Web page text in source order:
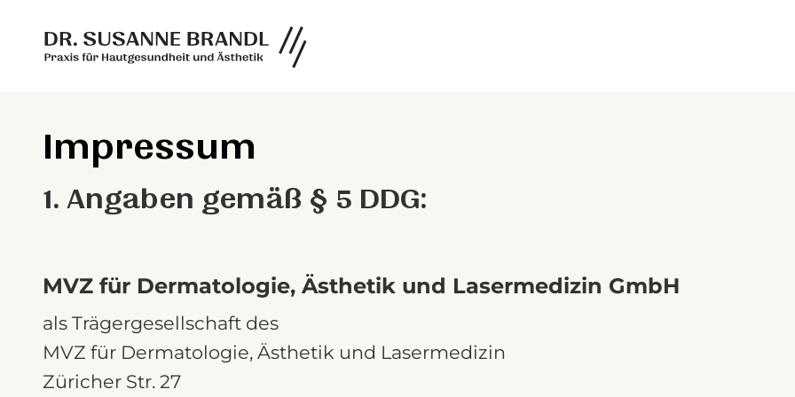
Impressum
1. Angaben gemäß § 5 DDG:
MVZ für Dermatologie, Ästhetik und Lasermedizin GmbH
als Trägergesellschaft des
MVZ für Dermatologie, Ästhetik und Lasermedizin
Züricher Str. 27